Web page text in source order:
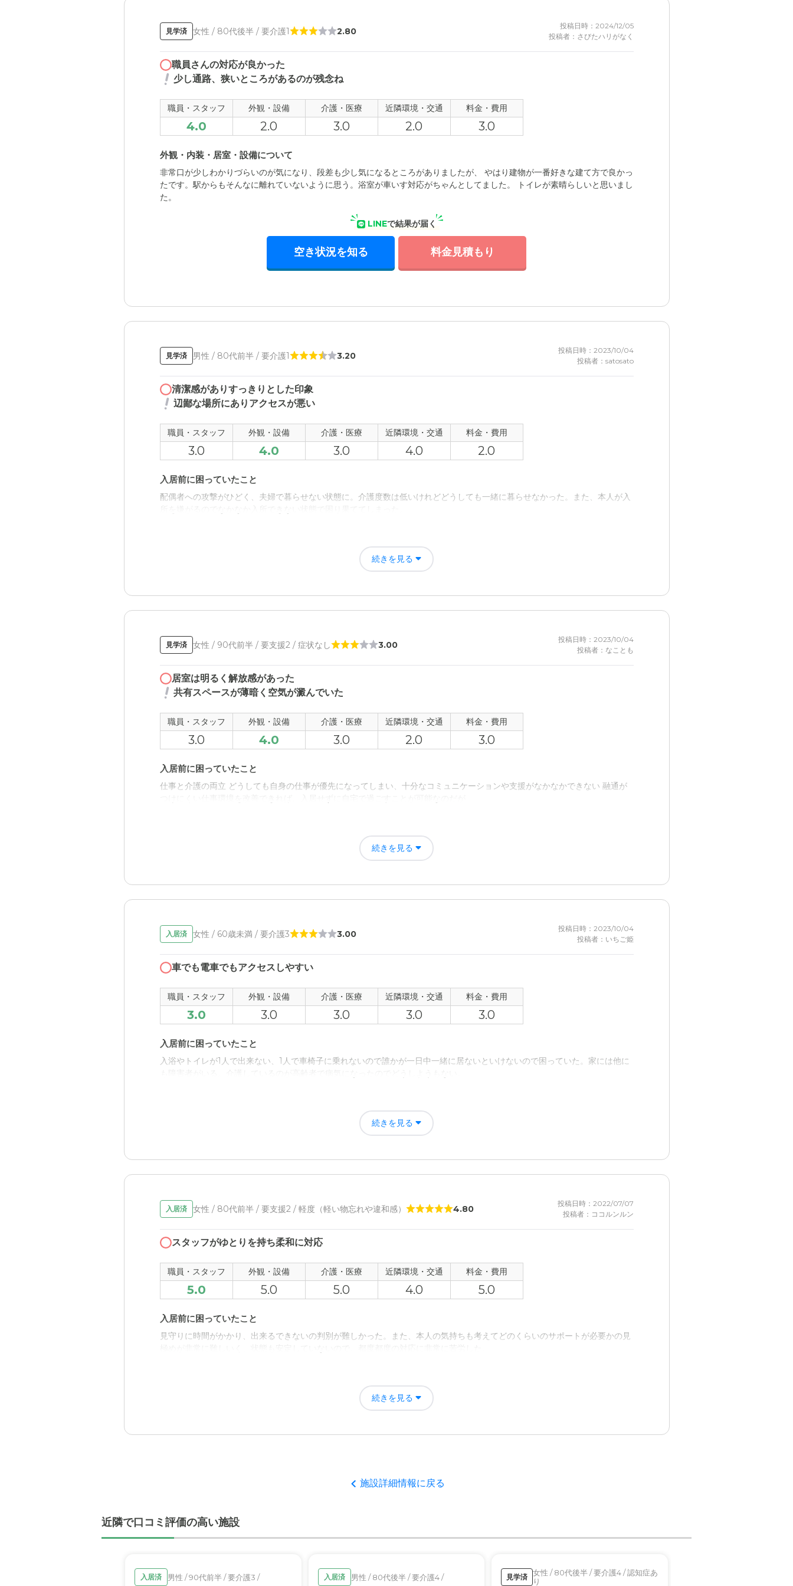
見学済 女性 / 80代後半 / 要介護1 2.80
投稿日時：2024/12/05
投稿者：さびたハリがなく
職員さんの対応が良かった
少し通路、狭いところがあるのが残念ね
職員・スタッフ 外観・設備 介護・医療 近隣環境・交通 料金・費用
4.0 2.0 3.0 2.0 3.0
外観・内装・居室・設備について
非常口が少しわかりづらいのが気になり、段差も少し気になるところがありましたが、 やはり建物が一番好きな建て方で良かっ
たです。駅からもそんなに離れていないように思う。浴室が車いす対応がちゃんとしてました。 トイレが素晴らしいと思いまし
た。
LINEで結果が届く
空き状況を知る 料金見積もり
見学済 男性 / 80代前半 / 要介護1 3.20
投稿日時：2023/10/04
投稿者：satosato
清潔感がありすっきりとした印象
辺鄙な場所にありアクセスが悪い
職員・スタッフ 外観・設備 介護・医療 近隣環境・交通 料金・費用
3.0 4.0 3.0 4.0 2.0
入居前に困っていたこと
配偶者への攻撃がひどく、夫婦で暮らせない状態に。介護度数は低いけれどどうしても一緒に暮らせなかった。また、本人が入
清潔感があり安心して任せられる施設が多いなと思いました。担当者も感じがよかったように思います。
ないです。デイサービスに出かけているようでした。
外観・内装・居室・設備について
介護医療サービスについて
近隣環境や交通アクセスについて
へんぴなところにあるのでわかりにくいかもしれないです。土地勘のある私ですら迷いましたから。
料金費用について
続きを見る
見学済 女性 / 90代前半 / 要支援2 / 症状なし 3.00
投稿日時：2023/10/04
投稿者：なことも
居室は明るく解放感があった
共有スペースが薄暗く空気が澱んでいた
職員・スタッフ 外観・設備 介護・医療 近隣環境・交通 料金・費用
3.0 4.0 3.0 2.0 3.0
入居前に困っていたこと
仕事と介護の両立 どうしても自身の仕事が優先になってしまい、十分なコミュニケーションや支援がなかなかできない 融通が
食事がかなり豪華で、食べることが何よりも好きな者には、毎日のことゆえに入居判断の最大のポイントになる
動とのギャップがあって、ガッカリさせられた
外観・内装・居室・設備について
介護医療サービスについて
今のところ、医療サービスを必要とする状態ではないので、特に不安はないが、この先状態が変化した際にどこまで対応しても
らえるのかが心配
ら良かったかなと
他の施設に比べてやや割高感はあったが、食事の質の高さなど考えたら、致し方ないのかとも思うが
続きを見る
入居済 女性 / 60歳未満 / 要介護3 3.00
投稿日時：2023/10/04
投稿者：いちご姫
車でも電車でもアクセスしやすい
職員・スタッフ 外観・設備 介護・医療 近隣環境・交通 料金・費用
3.0 3.0 3.0 3.0 3.0
入居前に困っていたこと
入浴やトイレが1人で出来ない、1人で車椅子に乗れないので誰かが一日中一緒に居ないといけないので困っていた。家には他に
施設の人にすべて任せているから。おかねはかかるけど身体の負担は減った。自分の時間が少しだけどもてるようになった。し
ケアビレッジ飾磨高町の評価
清潔で職員の方々も話しやすいし、安心する任せられるところ。家から近いのも会いに行きやすくて嬉しい
職員・スタッフ・他入居者の雰囲気について
外観・内装・居室・設備について
たてものは古いけれども、清潔にしていて明るい印象である。バリアフリーで障害者にも過ごしやすい
介護医療サービスについて
優しく話しやすいので心穏やかにサービスを受けられる。少しのことでもちゃんとはなしを聞いてくれる
とくべつに高いとも思わないし、これくらいが普通なのかなあと思う。安過ぎてサービスが悪いより良い
続きを見る
入居済 女性 / 80代前半 / 要支援2 / 軽度（軽い物忘れや違和感） 4.80
投稿日時：2022/07/07
投稿者：ココルンルン
スタッフがゆとりを持ち柔和に対応
職員・スタッフ 外観・設備 介護・医療 近隣環境・交通 料金・費用
5.0 5.0 5.0 4.0 5.0
入居前に困っていたこと
見守りに時間がかかり、出来るできないの判別が難しかった。また、本人の気持ちも考えてどのくらいのサポートが必要かの見
サポート体制がきっちりしており、都度連絡や相談が出来るので安心感があるから。また、本人の状態も安定しており、気持ち
ケアビレッジ飾磨高町の評価
外観・内装・居室・設備について
介護医療サービスについて
続きを見る
施設詳細情報に戻る
近隣で口コミ評価の高い施設
入居済 男性 / 90代前半 / 要介護3 / 入居済 男性 / 80代後半 / 要介護4 / 見学済 女性 / 80代後半 / 要介護4 / 認知症あ
り